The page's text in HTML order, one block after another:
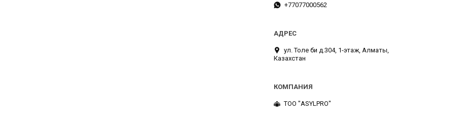
+77077000562
ул. Толе би д.304, 1-этаж, Алматы,
Казахстан
ТОО "ASYLPRO"